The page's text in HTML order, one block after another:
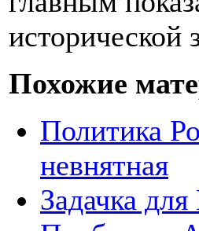
исторической
Похожие
Политика
невнятная
Задачка